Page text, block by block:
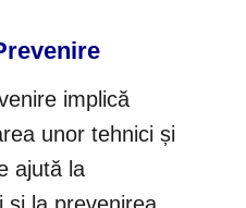
implică
unor tehnici și
ajută la